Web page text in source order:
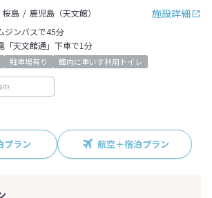
施設詳細
桜島
鹿児島（天文館）
ジンバスで45分
「天文館通」下車で1分
駐車場有り 館内に車いす利用トイレ
中
プラン 航空＋宿泊プラン